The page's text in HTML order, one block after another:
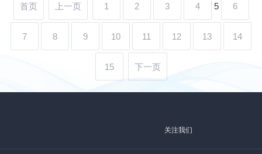
首页 上一页 1 2 3 4 5 6
7 8 9 10 11 12 13 14
15 下一页
关注我们